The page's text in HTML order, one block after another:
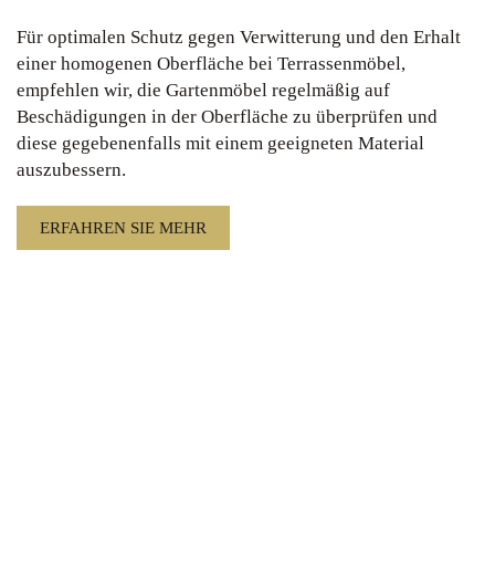
Für optimalen Schutz gegen Verwitterung und den Erhalt
einer homogenen Oberfläche bei Terrassenmöbel,
empfehlen wir, die Gartenmöbel regelmäßig auf
Beschädigungen in der Oberfläche zu überprüfen und
diese gegebenenfalls mit einem geeigneten Material
auszubessern.
ERFAHREN SIE MEHR